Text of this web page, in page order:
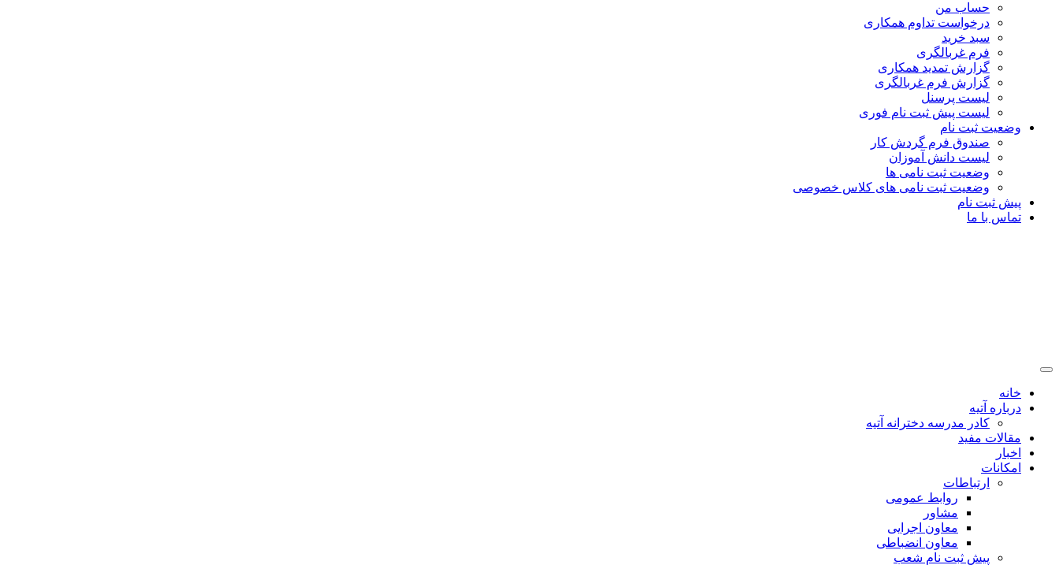
حساب من
درخواست تداوم همکاری
سبد خرید
فرم غربالگری
گزارش تمدید همکاری
گزارش فرم غربالگری
لیست پرسنل
لیست پیش ثبت نام فوری
وضعیت ثبت نام
صندوق فرم گردش کار
لیست دانش آموزان
وضعیت ثبت نامی ها
وضعیت ثبت نامی های کلاس خصوصی
پیش ثبت نام
تماس با ما
خانه
درباره آتیه
کادر مدرسه دخترانه آتیه
مقالات مفید
اخبار
امکانات
ارتباطات
روابط عمومی
مشاور
معاون اجرایی
معاون انضباطی
پیش ثبت نام شعب